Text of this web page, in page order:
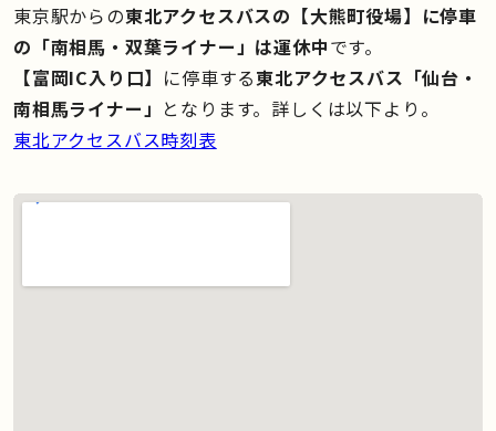
東京駅からの東北アクセスバスの【大熊町役場】に停車
の「南相馬・双葉ライナー」は運休中です。
【富岡IC入り口】 に停車する東北アクセスバス「仙台・
南相馬ライナー」 となります。詳しくは以下より。
東北アクセスバス時刻表